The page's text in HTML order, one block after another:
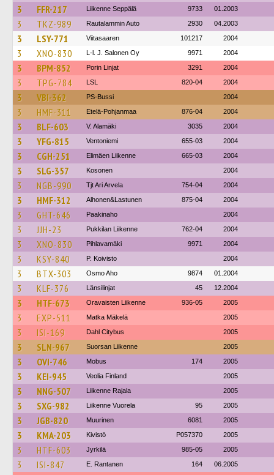
3 FFR-217 Liikenne Seppälä 9733 01.2003
3 TKZ-989 Rautalammin Auto 2930 04.2003
3 LSY-771 Viitasaaren 101217 2004
3 XNO-830 L-l. J. Salonen Oy 9971 2004
3 BPM-852 Porin Linjat 3291 2004
3 TPG-784 LSL 820-04 2004
3 VBI-362 PS-Bussi 2004
3 HMF-311 Etelä-Pohjanmaa 876-04 2004
3 BLF-603 V. Alamäki 3035 2004
3 YFG-815 Ventoniemi 655-03 2004
3 CGH-251 Elimäen Liikenne 665-03 2004
3 SLG-357 Kosonen 2004
3 NGB-990 Tjt Ari Arvela 754-04 2004
3 HMF-312 Alhonen&Lastunen 875-04 2004
3 GHT-646 Paakinaho 2004
3 JJH-23 Pukkilan Liikenne 762-04 2004
3 XNO-830 Pihlavamäki 9971 2004
3 KSY-840 P. Koivisto 2004
3 BTX-303 Osmo Aho 9874 01.2004
3 KLF-376 Länsilinjat 45 12.2004
3 HTF-673 Oravaisten Liikenne 936-05 2005
3 EXP-511 Matka Mäkelä 2005
3 ISI-169 Dahl Citybus 2005
3 SLN-967 Suorsan Liikenne 2005
3 OVI-746 Mobus 174 2005
3 KEI-945 Veolia Finland 2005
3 NNG-507 Liikenne Rajala 2005
3 SXG-982 Liikenne Vuorela 95 2005
3 JGB-820 Muurinen 6081 2005
3 KMA-203 Kivistö P057370 2005
3 HTF-603 Jyrkilä 985-05 2005
3 ISI-847 E. Rantanen 164 06.2005